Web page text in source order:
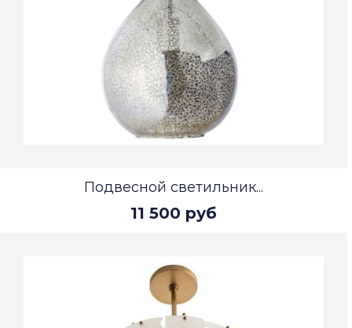
Подвесной светильник...
11 500 руб